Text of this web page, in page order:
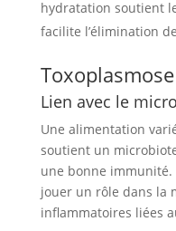
hydratation soutient
facilite l’élimination
Lien avec le
Une alimentation
soutient un
une bonne
jouer un rôle dans la
inflammatoires liées